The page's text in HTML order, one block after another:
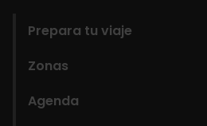
Prepara tu viaje
Zonas
Agenda